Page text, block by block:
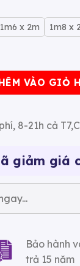
1m6 x 2m 1m8 x
Zzbed Màu
VÀO GIỎ
8-21h cả
giảm giá
Bảo hành
trả 15 năm